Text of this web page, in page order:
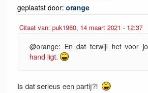
geplaatst door: orange
Citaat van: puk1980, 14 maart 2021 - 12:37
@orange: En dat terwijl het voor
hand ligt.
Is dat serieus een partij?!